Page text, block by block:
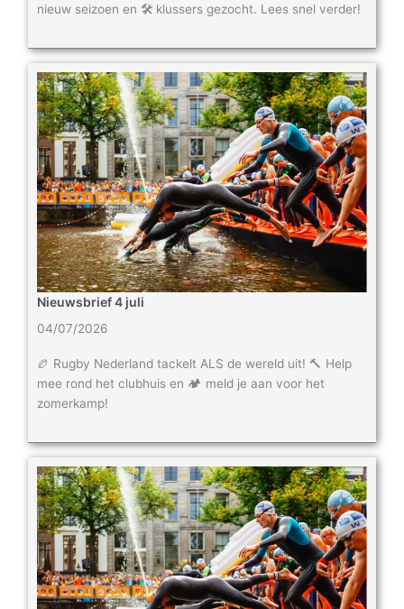
nieuw seizoen en 🛠️ klussers gezocht. Lees snel verder!
Nieuwsbrief 4 juli
04/07/2026
🏉 Rugby Nederland tackelt ALS de wereld uit! 🔨 Help
mee rond het clubhuis en 🏕️ meld je aan voor het
zomerkamp!